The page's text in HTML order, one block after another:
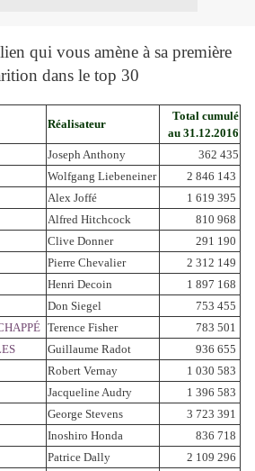
qui vous amène à sa première
dans le top 30
Réalisateur
Total cumulé
au 31.12.2016
Joseph Anthony
362 435
Wolfgang Liebeneiner
2 846 143
Alex Joffé
1 619 395
Alfred Hitchcock
810 968
Clive Donner
291 190
Pierre Chevalier
2 312 149
Henri Decoin
1 897 168
Don Siegel
753 455
Terence Fisher
783 501
Guillaume Radot
936 655
Robert Vernay
1 030 583
Jacqueline Audry
1 396 583
George Stevens
3 723 391
Inoshiro Honda
836 718
Patrice Dally
2 109 296